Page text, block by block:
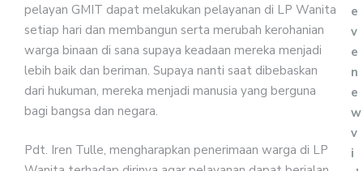
pelayan GMIT dapat melakukan pelayanan di LP Wanita
setiap hari dan membangun serta merubah kerohanian
warga binaan di sana supaya keadaan mereka menjadi
lebih baik dan beriman. Supaya nanti saat dibebaskan
dari hukuman, mereka menjadi manusia yang berguna
bagi bangsa dan negara.
Pdt. Iren Tulle, mengharapkan penerimaan warga di LP
e
v
e
n
e
w
v
i